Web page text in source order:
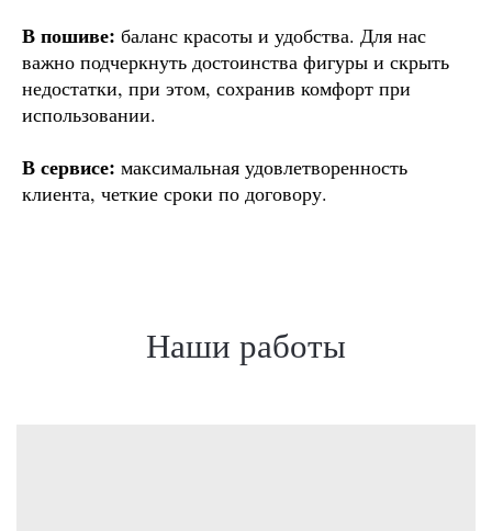
В пошиве: баланс красоты и удобства. Для нас
важно подчеркнуть достоинства фигуры и скрыть
недостатки, при этом, сохранив комфорт при
использовании.
В сервисе: максимальная удовлетворенность
клиента, четкие сроки по договору.